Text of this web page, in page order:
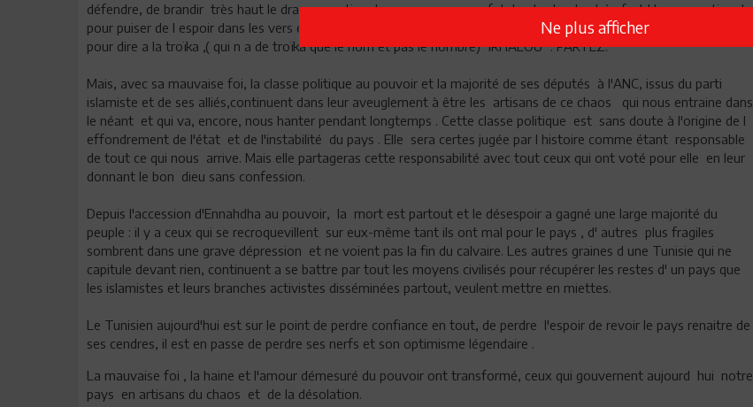
défendre, de brandir très haut le drapeau national comme une arme fatale, de chanter très fort l hymne national
pour puiser de l espoir dans les vers éternels de Aboul Kacem Chebbi, et d'investir les rues de jour comme de nuit
pour dire a la troïka ,( qui n a de troïka que le nom et pas le nombre) "IRHALOU ": PARTEZ.
Mais, avec sa mauvaise foi, la classe politique au pouvoir et la majorité de ses députés à l'ANC, issus du parti
islamiste et de ses alliés,continuent dans leur aveuglement à être les artisans de ce chaos qui nous entraine dans
le néant et qui va, encore, nous hanter pendant longtemps . Cette classe politique est sans doute à l'origine de l
effondrement de l'état et de l'instabilité du pays . Elle sera certes jugée par l histoire comme étant responsable
de tout ce qui nous arrive. Mais elle partageras cette responsabilité avec tout ceux qui ont voté pour elle en leur
donnant le bon dieu sans confession.
Depuis l'accession d'Ennahdha au pouvoir, la mort est partout et le désespoir a gagné une large majorité du
peuple : il y a ceux qui se recroquevillent sur eux-même tant ils ont mal pour le pays , d' autres plus fragiles
sombrent dans une grave dépression et ne voient pas la fin du calvaire. Les autres graines d une Tunisie qui ne
capitule devant rien, continuent a se battre par tout les moyens civilisés pour récupérer les restes d' un pays que
les islamistes et leurs branches activistes disséminées partout, veulent mettre en miettes.
Le Tunisien aujourd'hui est sur le point de perdre confiance en tout, de perdre l'espoir de revoir le pays renaitre de
ses cendres, il est en passe de perdre ses nerfs et son optimisme légendaire .
La mauvaise foi , la haine et l'amour démesuré du pouvoir ont transformé, ceux qui gouvernent aujourd hui notre
pays en artisans du chaos et de la désolation.
Ne plus afficher